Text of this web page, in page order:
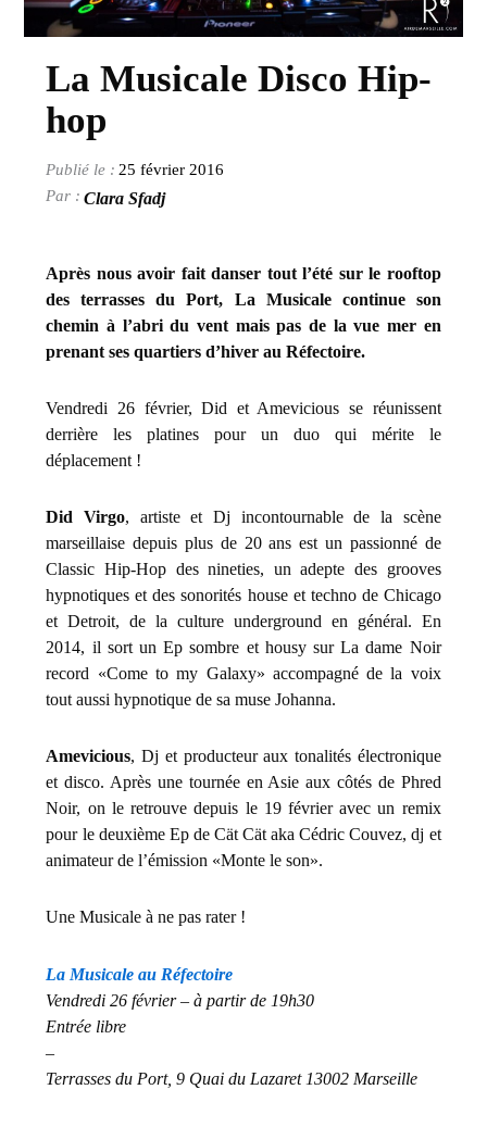
La Musicale Disco Hip-
hop
25 février 2016
Clara Sfadj
Après nous avoir fait danser tout l’été sur le rooftop
des terrasses du Port, La Musicale continue son
chemin à l’abri du vent mais pas de la vue mer en
prenant ses quartiers d’hiver au Réfectoire.
Vendredi 26 février, Did et Amevicious se réunissent
derrière les platines pour un duo qui mérite le
déplacement !
Did Virgo, artiste et Dj incontournable de la scène
marseillaise depuis plus de 20 ans est un passionné de
Classic Hip-Hop des nineties, un adepte des grooves
hypnotiques et des sonorités house et techno de Chicago
et Detroit, de la culture underground en général. En
2014, il sort un Ep sombre et housy sur La dame Noir
record «Come to my Galaxy» accompagné de la voix
tout aussi hypnotique de sa muse Johanna.
Amevicious, Dj et producteur aux tonalités électronique
et disco. Après une tournée en Asie aux côtés de Phred
Noir, on le retrouve depuis le 19 février avec un remix
pour le deuxième Ep de Cät Cät aka Cédric Couvez, dj et
animateur de l’émission «Monte le son».
Une Musicale à ne pas rater !
La Musicale au Réfectoire
Vendredi 26 février – à partir de 19h30
Entrée libre
–
Terrasses du Port, 9 Quai du Lazaret 13002 Marseille